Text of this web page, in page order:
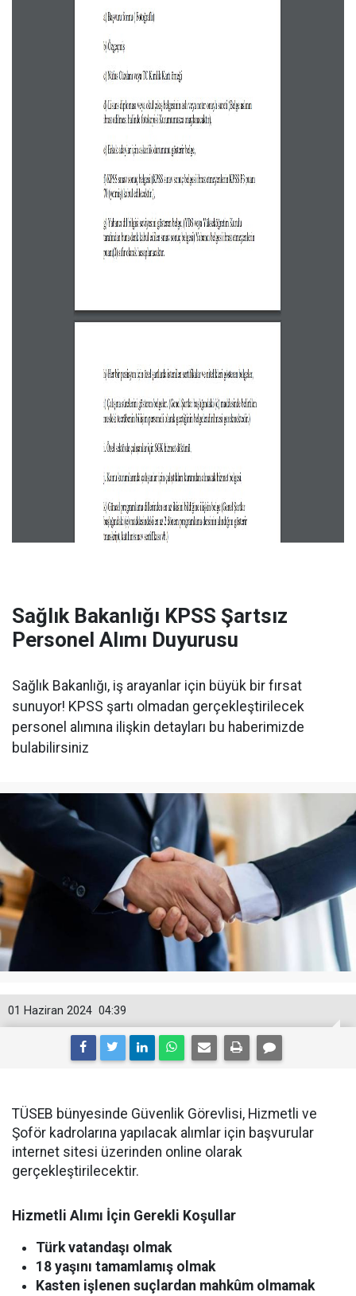
Sağlık Bakanlığı KPSS Şartsız
Personel Alımı Duyurusu
Sağlık Bakanlığı, iş arayanlar için büyük bir fırsat
sunuyor! KPSS şartı olmadan gerçekleştirilecek
personel alımına ilişkin detayları bu haberimizde
bulabilirsiniz
04:39
01 Haziran 2024
TÜSEB bünyesinde Güvenlik Görevlisi, Hizmetli ve
Şoför kadrolarına yapılacak alımlar için başvurular
internet sitesi üzerinden online olarak
gerçekleştirilecektir.
Hizmetli Alımı İçin Gerekli Koşullar
Türk vatandaşı olmak
18 yaşını tamamlamış olmak
Kasten işlenen suçlardan mahkûm olmamak